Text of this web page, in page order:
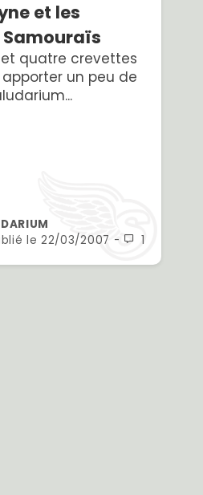
et les
quatre crevettes
un peu de
le22/03/2007 - 1